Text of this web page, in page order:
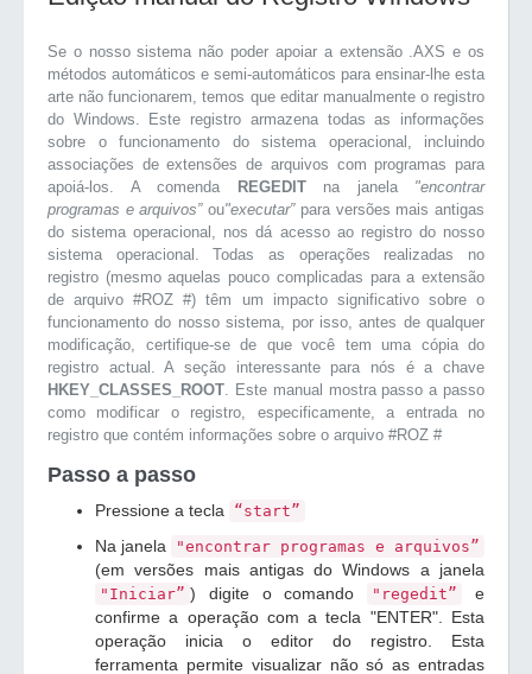
Se o nosso sistema não poder apoiar a extensão .AXS e os
métodos automáticos e semi-automáticos para ensinar-lhe esta
arte não funcionarem, temos que editar manualmente o registro
do Windows. Este registro armazena todas as informações
sobre o funcionamento do sistema operacional, incluindo
associações de extensões de arquivos com programas para
apoiá-los. A comenda
REGEDITna janela "encontrar
programas e arquivos”ou"executar”para versões mais antigas
do sistema operacional, nos dá acesso ao registro do nosso
sistema operacional. Todas as operações realizadas no
registro (mesmo aquelas pouco complicadas para a extensão
de arquivo #ROZ #) têm um impacto significativo sobre o
funcionamento do nosso sistema, por isso, antes de qualquer
modificação, certifique-se de que você tem uma cópia do
registro actual. A seção interessante para nós é a chave
HKEY_CLASSES_ROOT. Este manual mostra passo a passo
como modificar o registro, especificamente, a entrada no
registro que contém informações sobre o arquivo #ROZ #
Passo a passo
Pressione a tecla “start”
Na janela "encontrar programas e arquivos”
(em versões mais antigas do Windows a janela
"Iniciar” ) digite o comando "regedit”
e
confirme a operação com a tecla "ENTER". Esta
operação inicia o editor do registro. Esta
ferramenta permite visualizar não só as entradas